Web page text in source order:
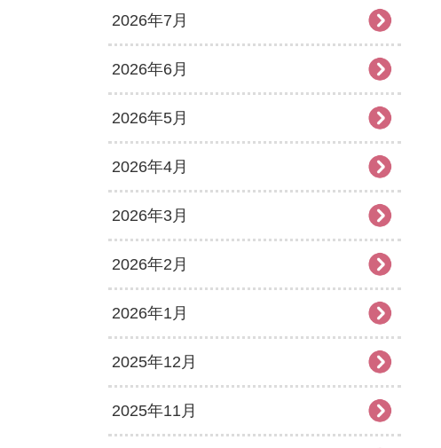
2026年7月
2026年6月
2026年5月
2026年4月
2026年3月
2026年2月
2026年1月
2025年12月
2025年11月